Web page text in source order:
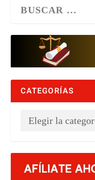
CATEGORÍAS